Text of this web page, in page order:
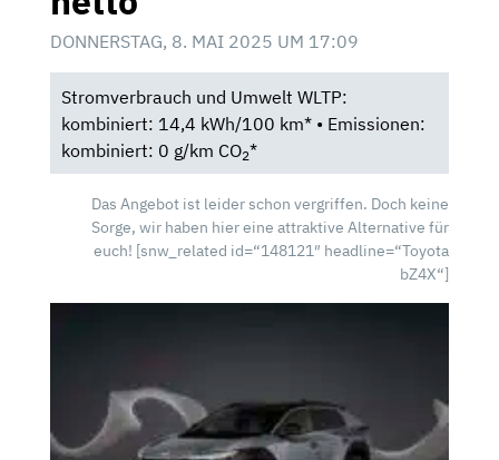
DONNERSTAG, 8. MAI 2025 UM 17:09
Stromverbrauch und Umwelt WLTP:
kombiniert: 14,4 kWh/100 km* • Emissionen:
kombiniert: 0 g/km CO2*
Das Angebot ist leider schon vergriffen. Doch keine
Sorge, wir haben hier eine attraktive Alternative für
euch! [snw_related id=“148121″ headline=“Toyota
bZ4X“]